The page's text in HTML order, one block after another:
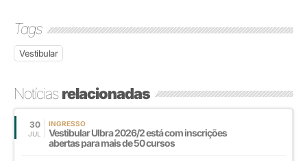
Tags
Vestibular
Notíciasrelacionadas
30
JUL
INGRESSO
Vestibular Ulbra 2026/2 está com inscrições
abertas para mais de 50 cursos